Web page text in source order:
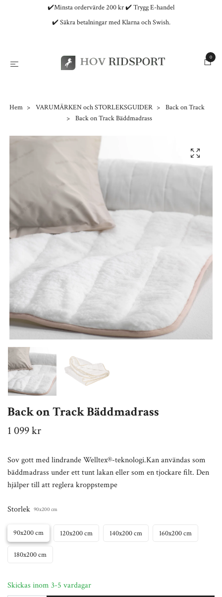
✔️Minsta ordervärde 200 kr ✔️ Trygg E-handel
✔️ Säkra betalningar med Klarna och Swish.
0
Hem VARUMÄRKEN och STORLEKSGUIDER
Back on Track
Back on Track Bäddmadrass
Back on Track Bäddmadrass
1 099 kr
Sov gott med lindrande Welltex®-teknologi.Kan användas som
bäddmadrass under ett tunt lakan eller som en tjockare filt. Den
hjälper till att reglera kroppstempe
Storlek 90x200 cm
90x200 cm 120x200 cm 140x200 cm 160x200 cm
180x200 cm
Skickas inom 3-5 vardagar